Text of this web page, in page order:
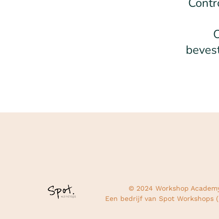
© 2024 Workshop
Een bedrijf van Spot Workshops